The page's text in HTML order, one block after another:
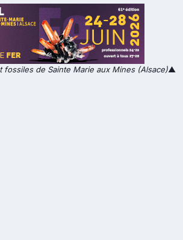
fossiles de Sainte Marie aux Mines (Alsace)▲